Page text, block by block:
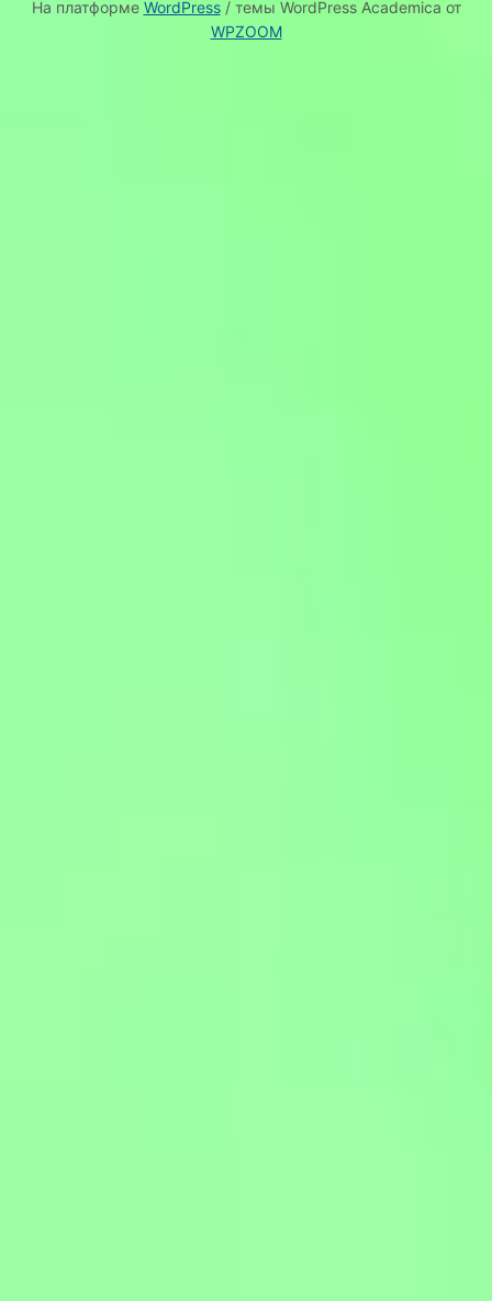
На платформе WordPress/ темы WordPress Academica от
WPZOOM